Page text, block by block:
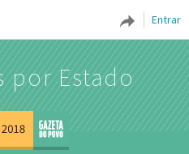
Entrar
por Estado